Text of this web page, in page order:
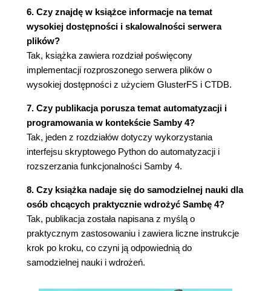
Przygotowanie testów i operacji weryfikacji
(133)
(140)
Zatrzymywanie i wyłączanie demonów
Samby i winbind (143)
Konfiguracja strefy wyszukiwania
wstecznego (145)
Uzupełnienie konfiguracji o udział Profiles
(146)
Wybór sposobu uaktualnienia serwera
Testowanie uaktualnienia i weryfikacja w
serwerze PDC (150)
Testowanie uaktualnienia i weryfikacja
serwerów działających w roli Member Server
(154)
Podsumowanie (157)
Rozdział 6. Usługi plików i wydruku (159)
6. Czy znajdę w książce informacje na temat
wysokiej dostępności i skalowalności serwera
plików?
Tak, książka zawiera rozdział poświęcony
implementacji rozproszonego serwera plików o
wysokiej dostępności z użyciem GlusterFS i CTDB.
7. Czy publikacja porusza temat automatyzacji i
programowania w kontekście Samby 4?
Tak, jeden z rozdziałów dotyczy wykorzystania
interfejsu skryptowego Python do automatyzacji i
rozszerzania funkcjonalności Samby 4.
8. Czy książka nadaje się do samodzielnej nauki dla
osób chcących praktycznie wdrożyć Sambę 4?
Tak, publikacja została napisana z myślą o
praktycznym zastosowaniu i zawiera liczne instrukcje
krok po kroku, co czyni ją odpowiednią do
samodzielnej nauki i wdrożeń.